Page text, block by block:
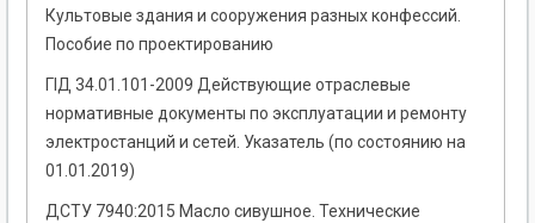
Культовые здания и сооружения разных конфессий.
Пособие по проектированию
ГІД 34.01.101-2009 Действующие отраслевые
нормативные документы по эксплуатации и ремонту
электростанций и сетей. Указатель (по состоянию на
01.01.2019)
ДСТУ 7940:2015 Масло сивушное. Технические